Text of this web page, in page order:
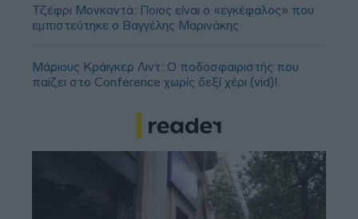
Τζέφρι Μονκαντά: Ποιος είναι ο «εγκέφαλος» που
εμπιστεύτηκε ο Βαγγέλης Μαρινάκης
Μάριους Κράιγκερ Λιντ: Ο ποδοσφαιριστής που
παίζει στο Conference χωρίς δεξί χέρι (vid)!